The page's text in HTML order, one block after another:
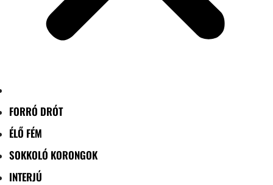
FORRÓ DRÓT
ÉLŐ FÉM
SOKKOLÓ KORONGOK
INTERJÚ